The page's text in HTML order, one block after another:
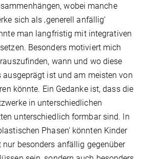
wobei manche
sich als ‚generell anfällig‘
man langfristig mit integrativen
Besonders motiviert mich
wann und wo diese
ist und am meisten von
könnte. Ein Gedanke ist, dass die
in unterschiedlichen
unterschiedlich formbar sind. In
Phasen‘ könnten Kinder
besonders anfällig gegenüber